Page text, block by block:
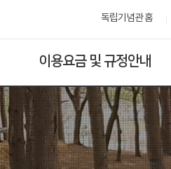
독립기념관 홈
이용요금 및 규정안내